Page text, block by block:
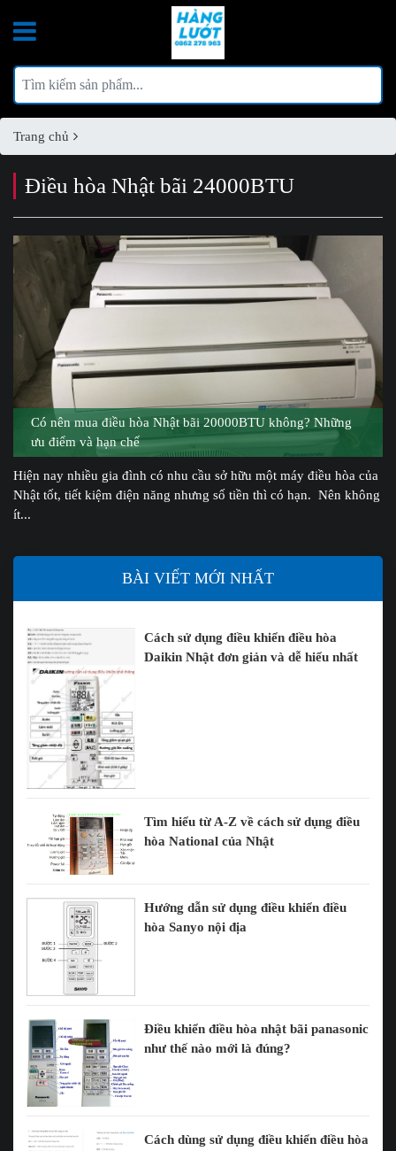
Trang chủ
Điều hòa Nhật bãi 24000BTU
Có nên mua điều hòa Nhật bãi 20000BTU không? Những
ưu điểm và hạn chế
Hiện nay nhiều gia đình có nhu cầu sở hữu một máy điều hòa của
Nhật tốt, tiết kiệm điện năng nhưng số tiền thì có hạn. Nên không
ít...
BÀI VIẾT MỚI NHẤT
Cách sử dụng điều khiển điều hòa
Daikin Nhật đơn giản và dễ hiểu nhất
Tìm hiểu từ A-Z về cách sử dụng điều
hòa National của Nhật
Hướng dẫn sử dụng điều khiển điều
hòa Sanyo nội địa
Điều khiển điều hòa nhật bãi panasonic
như thế nào mới là đúng?
Cách dùng sử dụng điều khiển điều hòa